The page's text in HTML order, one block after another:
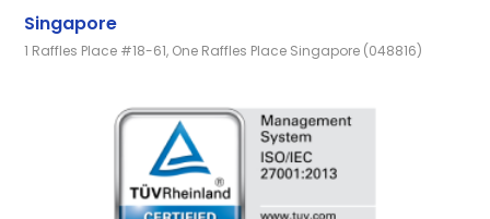
Singapore
1 Raffles Place #18-61, One Raffles Place Singapore (048816)